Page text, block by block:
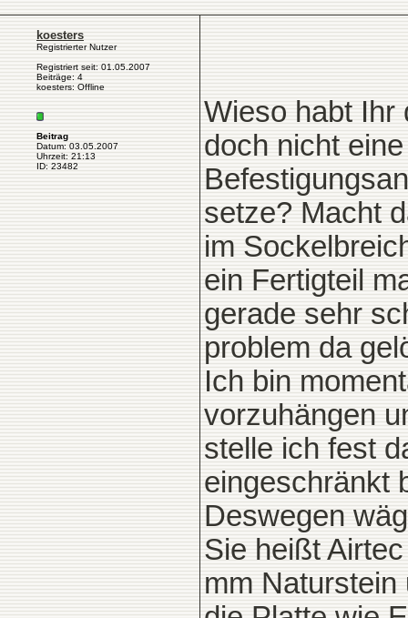
koesters
Registrierter Nutzer
Registriert seit: 01.05.2007
Beiträge: 4
koesters: Offline
Beitrag
Datum: 03.05.2007
Uhrzeit: 21:13
ID: 23482
Wieso habt Ihr
doch nicht
setze? Macht
im
ein Fertigteil
gerade sehr
problem da
Ich bin
vorzuhängen
stelle ich fest
eingeschränkt
Deswegen
Sie heißt
mm